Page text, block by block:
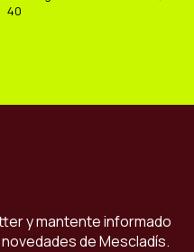
40
y mantente informado
de Mescladís.